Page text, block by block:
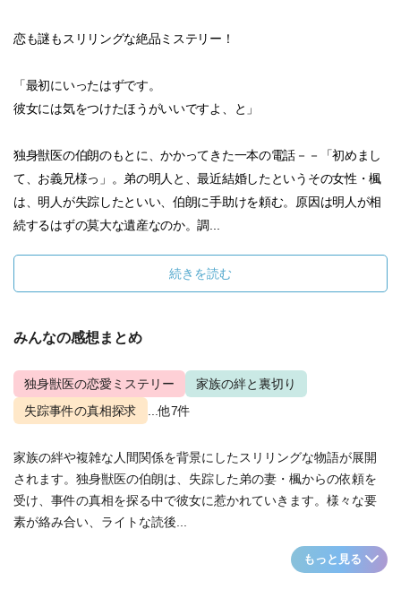
恋も謎もスリリングな絶品ミステリー！
「最初にいったはずです。
彼女には気をつけたほうがいいですよ、と」
独身獣医の伯朗のもとに、かかってきた一本の電話－－「初めまし
て、お義兄様っ」。弟の明人と、最近結婚したというその女性・楓
は、明人が失踪したといい、伯朗に手助けを頼む。原因は明人が相
続するはずの莫大な遺産なのか。調...
続きを読む
みんなの感想まとめ
独身獣医の恋愛ミステリー
家族の絆と裏切り
失踪事件の真相探求
...他7件
家族の絆や複雑な人間関係を背景にしたスリリングな物語が展開
されます。独身獣医の伯朗は、失踪した弟の妻・楓からの依頼を
受け、事件の真相を探る中で彼女に惹かれていきます。様々な要
素が絡み合い、ライトな読後...
もっと見る